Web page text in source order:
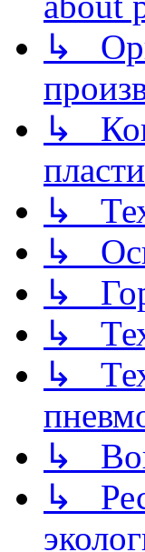
↳
↳
↳
↳
↳
↳
↳
↳
↳